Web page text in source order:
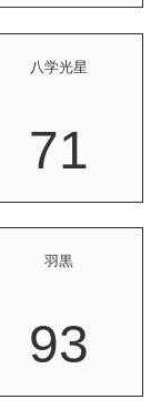
八学光星
71
羽黒
93